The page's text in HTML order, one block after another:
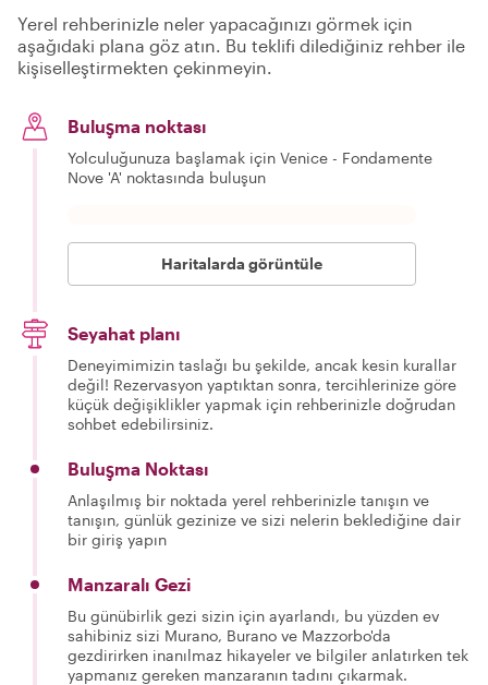
Yerel rehberinizle neler yapacağınızı görmek için
aşağıdaki plana göz atın. Bu teklifi dilediğiniz rehber ile
kişiselleştirmekten çekinmeyin.
Buluşma noktası
Yolculuğunuza başlamak için Venice - Fondamente
Nove 'A' noktasında buluşun
Haritalarda görüntüle
Seyahat planı
Deneyimimizin taslağı bu şekilde, ancak kesin kurallar
değil! Rezervasyon yaptıktan sonra, tercihlerinize göre
küçük değişiklikler yapmak için rehberinizle doğrudan
sohbet edebilirsiniz.
Buluşma Noktası
Anlaşılmış bir noktada yerel rehberinizle tanışın ve
tanışın, günlük gezinize ve sizi nelerin beklediğine dair
bir giriş yapın
Manzaralı Gezi
Bu günübirlik gezi sizin için ayarlandı, bu yüzden ev
sahibiniz sizi Murano, Burano ve Mazzorbo'da
gezdirirken inanılmaz hikayeler ve bilgiler anlatırken tek
yapmanız gereken manzaranın tadını çıkarmak.